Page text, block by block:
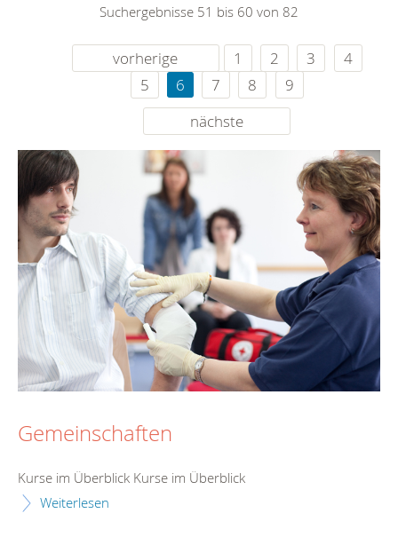
Suchergebnisse 51 bis 60 von 82
vorherige 1 2 3
4
5
6 7 8
9
nächste
Gemeinschaften
Kurse im Überblick Kurse im Überblick
Weiterlesen